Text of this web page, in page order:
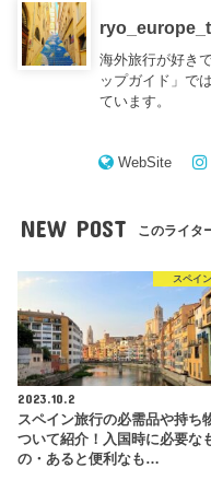
海外旅行が好き
ップガイド」で
ています。
WebSite
NEW POST このライタ
スペイン
2023.10.2
スペイン旅行の必需品や持ち
ついて紹介！入国時に必要な
の・あると便利なも…